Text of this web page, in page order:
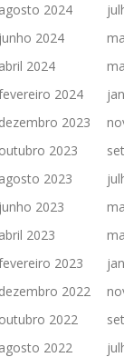
agosto 2024
junho 2024
abril 2024
2024
dezembro 2023
outubro 2023
agosto 2023
junho 2023
abril 2023
2023
dezembro 2022
outubro 2022
agosto 2022